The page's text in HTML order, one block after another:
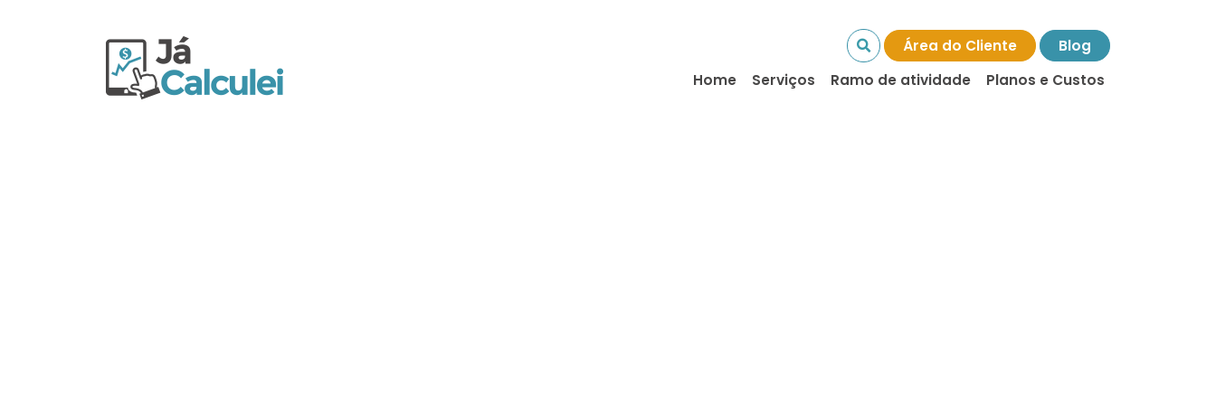
Área do Cliente
Blog
Home
Serviços Ramo de atividade Planos e Custos